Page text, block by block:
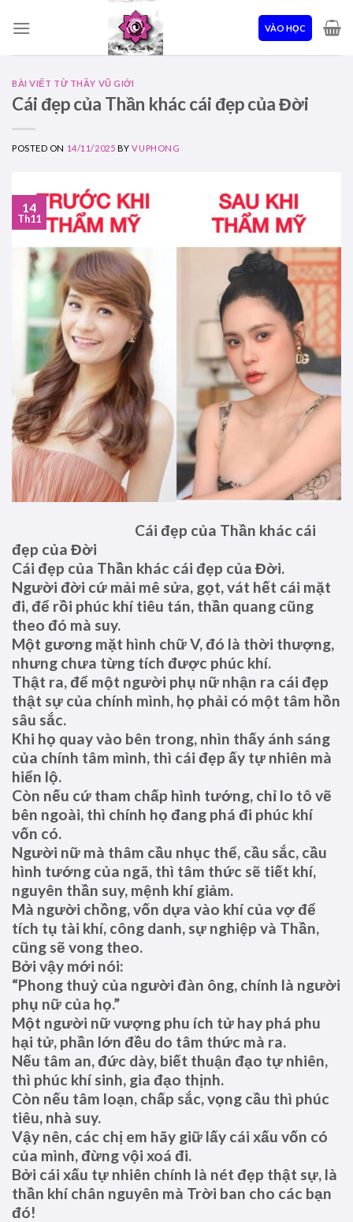
VÀO HỌC
BÀI VIẾT TỪ THẦY VŨ GIỚI
Cái đẹp của Thần khác cái đẹp của Đời
POSTED ON 14/11/2025 BYVUPHONG
14
Th11
Cái đẹp của Thần khác cái
đẹp của Đời
Cái đẹp của Thần khác cái đẹp của Đời.
Người đời cứ mải mê sửa, gọt, vát hết cái mặt
đi, để rồi phúc khí tiêu tán, thần quang cũng
theo đó mà suy.
Một gương mặt hình chữ V, đó là thời thượng,
nhưng chưa từng tích được phúc khí.
Thật ra, để một người phụ nữ nhận ra cái đẹp
thật sự của chính mình, họ phải có một tâm hồn
sâu sắc.
Khi họ quay vào bên trong, nhìn thấy ánh sáng
của chính tâm mình, thì cái đẹp ấy tự nhiên mà
hiển lộ.
Còn nếu cứ tham chấp hình tướng, chỉ lo tô vẽ
bên ngoài, thì chính họ đang phá đi phúc khí
vốn có.
Người nữ mà thâm cầu nhục thể, cầu sắc, cầu
hình tướng của ngã, thì tâm thức sẽ tiết khí,
nguyên thần suy, mệnh khí giảm.
Mà người chồng, vốn dựa vào khí của vợ để
tích tụ tài khí, công danh, sự nghiệp và Thần,
cũng sẽ vong theo.
Bởi vậy mới nói:
“Phong thuỷ của người đàn ông, chính là người
phụ nữ của họ.”
Một người nữ vượng phu ích tử hay phá phu
hại tử, phần lớn đều do tâm thức mà ra.
Nếu tâm an, đức dày, biết thuận đạo tự nhiên,
thì phúc khí sinh, gia đạo thịnh.
Còn nếu tâm loạn, chấp sắc, vọng cầu thì phúc
tiêu, nhà suy.
Vậy nên, các chị em hãy giữ lấy cái xấu vốn có
của mình, đừng vội xoá đi.
Bởi cái xấu tự nhiên chính là nét đẹp thật sự, là
thần khí chân nguyên mà Trời ban cho các bạn
đó!